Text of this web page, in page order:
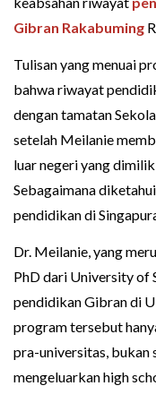
Gibran Rakabuming
Tulisan yang menuai
bahwa riwayat
dengan tamatan
setelah Meilanie
luar negeri yang
Sebagaimana
pendidikan di
Dr. Meilanie, yang
PhD dari University of
pendidikan Gibran di
program tersebut
pra-universitas, bukan
mengeluarkan high